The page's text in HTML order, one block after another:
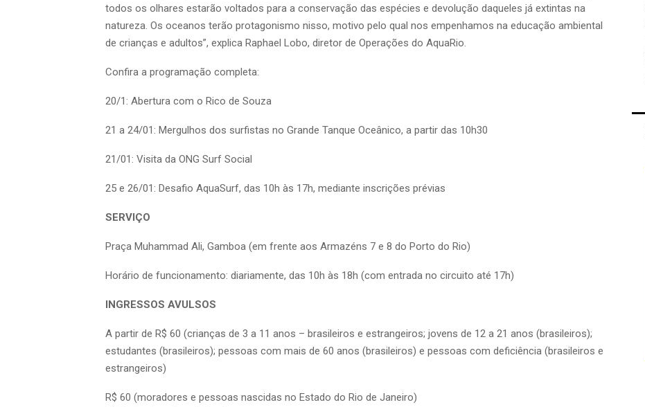
todos os olhares estarão voltados para a conservação das espécies e devolução daqueles já extintas na
natureza. Os oceanos terão protagonismo nisso, motivo pelo qual nos empenhamos na educação ambiental
de crianças e adultos”, explica Raphael Lobo, diretor de Operações do AquaRio.
Confira a programação completa:
20/1: Abertura com o Rico de Souza
21 a 24/01: Mergulhos dos surfistas no Grande Tanque Oceânico, a partir das 10h30
21/01: Visita da ONG Surf Social
25 e 26/01: Desafio AquaSurf, das 10h às 17h, mediante inscrições prévias
SERVIÇO
Praça Muhammad Ali, Gamboa (em frente aos Armazéns 7 e 8 do Porto do Rio)
Horário de funcionamento: diariamente, das 10h às 18h (com entrada no circuito até 17h)
INGRESSOS AVULSOS
A partir de R$ 60 (crianças de 3 a 11 anos – brasileiros e estrangeiros; jovens de 12 a 21 anos (brasileiros);
estudantes (brasileiros); pessoas com mais de 60 anos (brasileiros) e pessoas com deficiência (brasileiros e
estrangeiros)
R$ 60 (moradores e pessoas nascidas no Estado do Rio de Janeiro)